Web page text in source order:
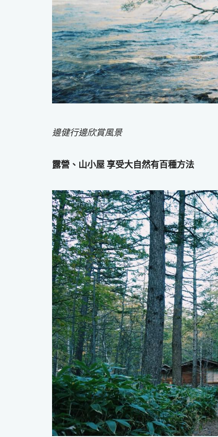
邊健行邊欣賞風景
露營、山小屋 享受大自然有百種方法